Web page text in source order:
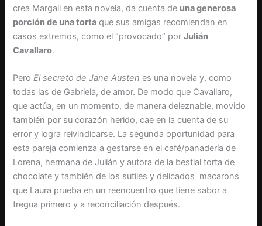
crea Margall en esta novela, da cuenta de una generosa
porción de una torta que sus amigas recomiendan en
casos extremos, como el “provocado” porJulián
Cavallaro.
PeroEl secreto de Jane Austen es una novela y, como
todas las de Gabriela, de amor. De modo que Cavallaro,
que actúa, en un momento, de manera deleznable, movido
también por su corazón herido, cae en la cuenta de su
error y logra reivindicarse. La segunda oportunidad para
esta pareja comienza a gestarse en el café/panadería de
Lorena, hermana de Julián y autora de la bestial torta de
chocolate y también de los sutiles y delicados macarons
que Laura prueba en un reencuentro que tiene sabor a
tregua primero y a reconciliación después.